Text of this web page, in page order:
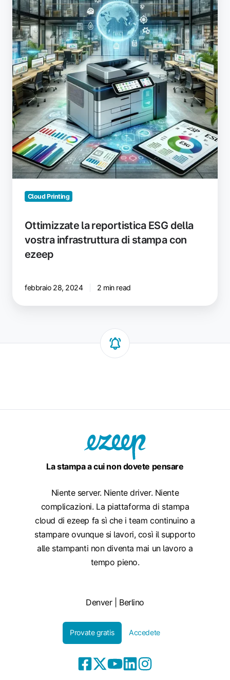
reportistica
ESG
della
vostra
infrastruttura
di
stampa
con
ezeep
Cloud Printing
Ottimizzate la reportistica ESG della
vostra infrastruttura di stampa con
ezeep
febbraio 28, 2024 2 min read
La stampa a cui non dovete pensare
Niente server. Niente driver. Niente
complicazioni. La piattaforma di stampa
cloud di ezeep fa sì che i team continuino a
stampare ovunque si lavori, così il supporto
alle stampanti non diventa mai un lavoro a
tempo pieno.
Denver | Berlino
Provate gratis Accedete